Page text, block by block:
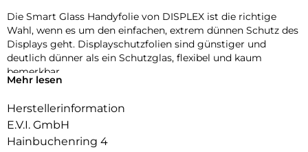
Die Smart Glass Handyfolie von DISPLEX ist die richtige
Wahl, wenn es um den einfachen, extrem dünnen Schutz des
Displays geht. Displayschutzfolien sind günstiger und
deutlich dünner als ein Schutzglas, flexibel und kaum
bemerkbar.
Smart Glass ist eine Kombination aus einer extrem dünnen,
flexiblen, nahezu unzerstörbaren Schutzfolie und
konventionellem Panzerglas. Mit einer Oberflächenhärte von
Mehr lesen
Herstellerinformation
E.V.I. GmbH
Hainbuchenring 4